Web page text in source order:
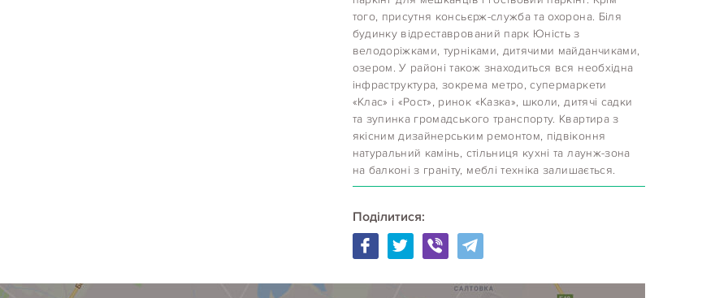
того, присутня консьєрж-служба та охорона. Біля
будинку відреставрований парк Юність з
велодоріжками, турніками, дитячими майданчиками,
озером. У районі також знаходиться вся необхідна
інфраструктура, зокрема метро, супермаркети
«Клас» і «Рост», ринок «Казка», школи, дитячі садки
та зупинка громадського транспорту. Квартира з
якісним дизайнерським ремонтом, підвіконня
натуральний камінь, стільниця кухні та лаунж-зона
на балконі з граніту, меблі техніка залишається.
Поділитися: